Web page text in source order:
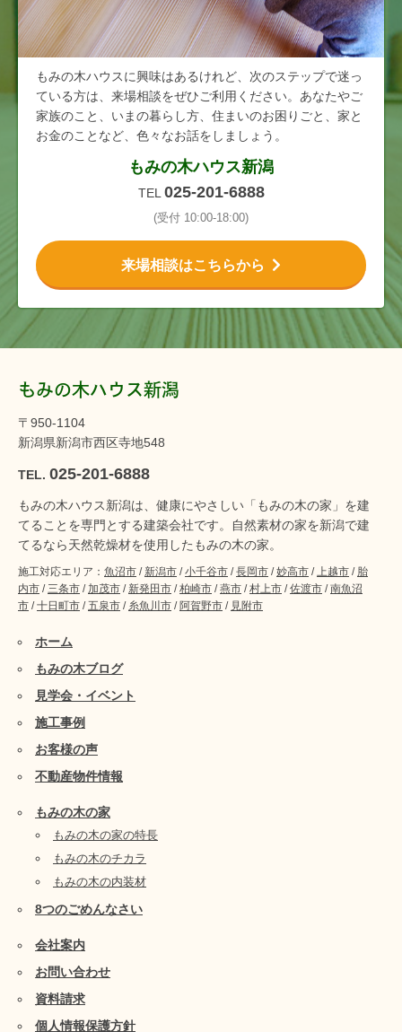
もみの木ハウスに興味はあるけれど、次のステップで迷っ
ている方は、来場相談をぜひご利用ください。あなたやご
家族のこと、いまの暮らし方、住まいのお困りごと、家と
お金のことなど、色々なお話をしましょう。
もみの木ハウス新潟
TEL025-201-6888
(受付 10:00-18:00)
来場相談はこちらから
もみの木ハウス新潟
〒950-1104
新潟県新潟市西区寺地548
TEL. 025-201-6888
もみの木ハウス新潟は、健康にやさしい「もみの木の家」を建
てることを専門とする建築会社です。自然素材の家を新潟で建
てるなら天然乾燥材を使用したもみの木の家。
施工対応エリア： 魚沼市 / 新潟市 /小千谷市 /長岡市 /妙高市 /上越市 / 胎
内市 /三条市 /加茂市 / 新発田市 /柏崎市 /燕市 /村上市 /佐渡市 /南魚沼
市 /十日町市 /五泉市 / 糸魚川市 / 阿賀野市 / 見附市
ホーム
もみの木ブログ
見学会・イベント
施工事例
お客様の声
不動産物件情報
もみの木の家
もみの木の家の特長
もみの木のチカラ
もみの木の内装材
8つのごめんなさい
会社案内
お問い合わせ
資料請求
個人情報保護方針